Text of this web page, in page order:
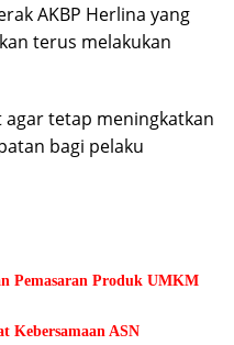
AKBP Herlina yang
terus melakukan
agar tetap meningkatkan
bagi pelaku
Pemasaran Produk UMKM
Kebersamaan ASN